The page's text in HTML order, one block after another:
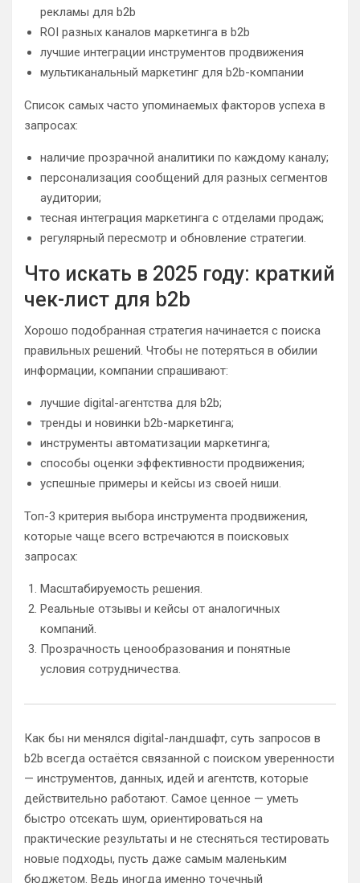
рекламы для b2b
ROI разных каналов маркетинга в b2b
лучшие интеграции инструментов продвижения
мультиканальный маркетинг для b2b-компании
Список самых часто упоминаемых факторов успеха в
запросах:
наличие прозрачной аналитики по каждому каналу;
персонализация сообщений для разных сегментов
аудитории;
тесная интеграция маркетинга с отделами продаж;
регулярный пересмотр и обновление стратегии.
Что искать в 2025 году: краткий
чек-лист для b2b
Хорошо подобранная стратегия начинается с поиска
правильных решений. Чтобы не потеряться в обилии
информации, компании спрашивают:
лучшие digital-агентства для b2b;
тренды и новинки b2b-маркетинга;
инструменты автоматизации маркетинга;
способы оценки эффективности продвижения;
успешные примеры и кейсы из своей ниши.
Топ-3 критерия выбора инструмента продвижения,
которые чаще всего встречаются в поисковых
запросах:
Масштабируемость решения.
Реальные отзывы и кейсы от аналогичных
компаний.
Прозрачность ценообразования и понятные
условия сотрудничества.
Как бы ни менялся digital-ландшафт, суть запросов в
b2b всегда остаётся связанной с поиском уверенности
— инструментов, данных, идей и агентств, которые
действительно работают. Самое ценное — уметь
быстро отсекать шум, ориентироваться на
практические результаты и не стесняться тестировать
новые подходы, пусть даже самым маленьким
бюджетом. Ведь иногда именно точечный